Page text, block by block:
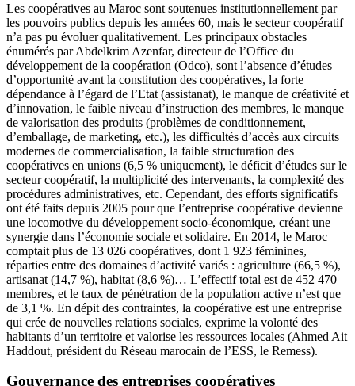
Les coopératives au Maroc sont soutenues institutionnellement par
les pouvoirs publics depuis les années 60, mais le secteur coopératif
n’a pas pu évoluer qualitativement. Les principaux obstacles
énumérés par Abdelkrim Azenfar, directeur de l’Office du
développement de la coopération (Odco), sont l’absence d’études
d’opportunité avant la constitution des coopératives, la forte
dépendance à l’égard de l’Etat (assistanat), le manque de créativité et
d’innovation, le faible niveau d’instruction des membres, le manque
de valorisation des produits (problèmes de conditionnement,
d’emballage, de marketing, etc.), les difficultés d’accès aux circuits
modernes de commercialisation, la faible structuration des
coopératives en unions (6,5 % uniquement), le déficit d’études sur le
secteur coopératif, la multiplicité des intervenants, la complexité des
procédures administratives, etc. Cependant, des efforts significatifs
ont été faits depuis 2005 pour que l’entreprise coopérative devienne
une locomotive du développement socio-économique, créant une
synergie dans l’économie sociale et solidaire. En 2014, le Maroc
comptait plus de 13 026 coopératives, dont 1 923 féminines,
réparties entre des domaines d’activité variés : agriculture (66,5 %),
artisanat (14,7 %), habitat (8,6 %)… L’effectif total est de 452 470
membres, et le taux de pénétration de la population active n’est que
de 3,1 %. En dépit des contraintes, la coopérative est une entreprise
qui crée de nouvelles relations sociales, exprime la volonté des
habitants d’un territoire et valorise les ressources locales (Ahmed Ait
Haddout, président du Réseau marocain de l’ESS, le Remess).
Gouvernance des entreprises coopératives